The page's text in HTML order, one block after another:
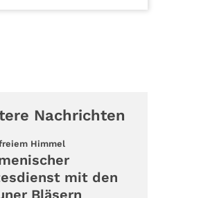
Nachrichten
Himmel:
mit den
Bläsern